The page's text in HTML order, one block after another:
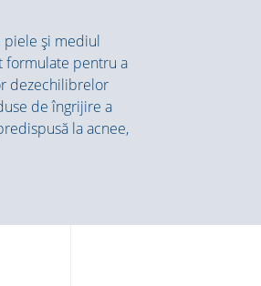
piele și mediul
formulate pentru a
dezechilibrelor
de îngrijire a
la acnee,